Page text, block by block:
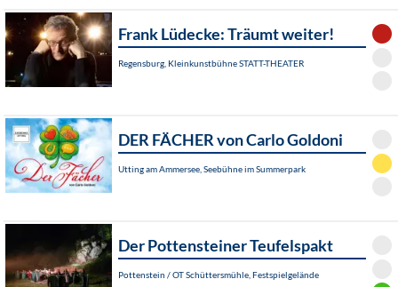
Frank Lüdecke: Träumt weiter!
Regensburg, Kleinkunstbühne STATT-THEATER
DER FÄCHER von Carlo Goldoni
Utting am Ammersee, Seebühne im Summerpark
Der Pottensteiner Teufelspakt
Pottenstein / OT Schüttersmühle, Festspielgelände